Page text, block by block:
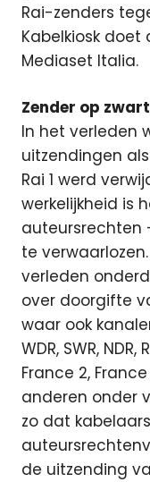
Rai-zenders
Kabelkiosk doet
Mediaset Italia.
Zender op zwart
In het verleden
uitzendingen
Rai 1 werd
werkelijkheid is
auteursrechten
te
verleden
over doorgifte
waar ook kanalen
WDR, SWR, NDR,
France 2,
anderen onder
zo dat
de uitzending